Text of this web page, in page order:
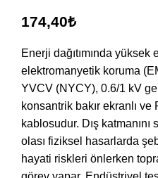
174,40₺
Enerji dağıtımında
elektromanyetik koruma
YVCV (NYCY), 0.6/1 kV
konsantrik bakır ekranlı ve
kablosudur. Dış katmanını
olası fiziksel hasarlarda
hayati riskleri önlerken